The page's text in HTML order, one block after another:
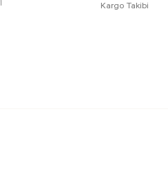
Kargo Takibi